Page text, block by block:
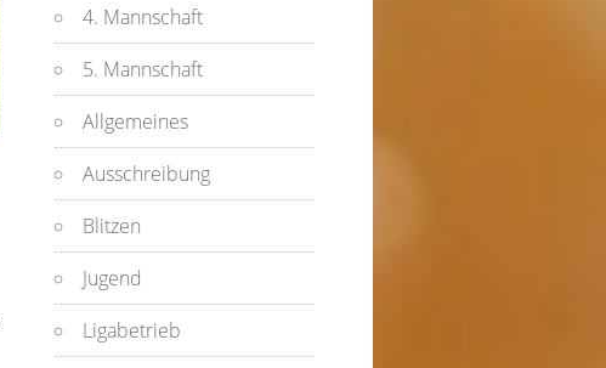
4. Mannschaft
5. Mannschaft
Allgemeines
Ausschreibung
Blitzen
Jugend
Ligabetrieb